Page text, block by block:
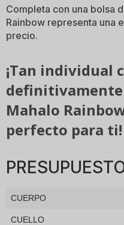
Completa con una bolsa
Rainbow representa una
precio.
¡Tan individual
Mahalo
perfecto para ti!
CUERPO
CUELLO